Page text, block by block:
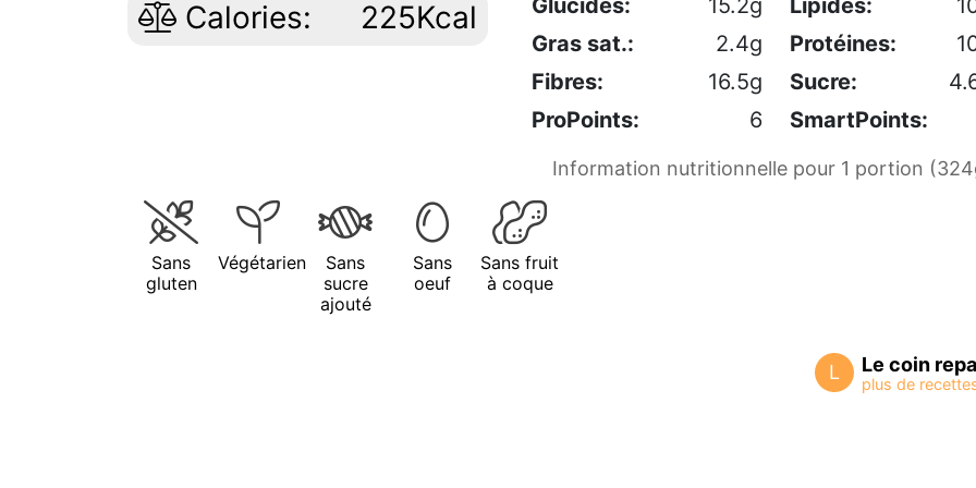
Calories: 225Kcal
Gras sat.:
2.4g Protéines:
Fibres:
16.5g Sucre:
ProPoints:
6 SmartPoints:
Information nutritionnelle pour 1 portion
Sans
gluten
Végétarien
Sans
sucre
ajouté
Sans
oeuf
Sans fruit
à coque
L Le coin